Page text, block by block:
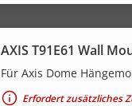
AXIS T91E61 Wall
Für Axis Dome
Erfordert zusätzliches